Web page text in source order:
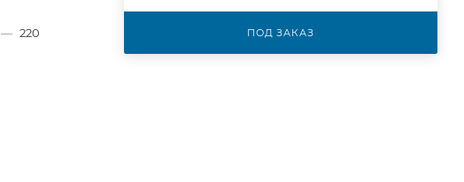
— 220 ПОД ЗАКАЗ